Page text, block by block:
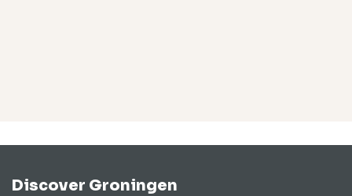
Discover Groningen